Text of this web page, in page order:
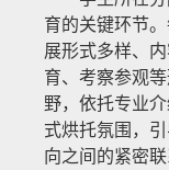
育的关键环节
展形式多样、
育、考察参观
野，依托专业
式烘托氛围，
向之间的紧密